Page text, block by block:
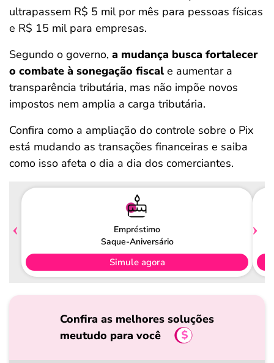
ultrapassem R$ 5 mil por mês para pessoas físicas
e R$ 15 mil para empresas.
Segundo o governo, a mudança busca fortalecer
o combate à sonegação fiscal e aumentar a
transparência tributária, mas não impõe novos
impostos nem amplia a carga tributária.
Confira como a ampliação do controle sobre o Pix
está mudando as transações financeiras e saiba
como isso afeta o dia a dia dos comerciantes.
Empréstimo
Saque-Aniversário
Simule agora
Confira as melhores soluções
meutudo para você